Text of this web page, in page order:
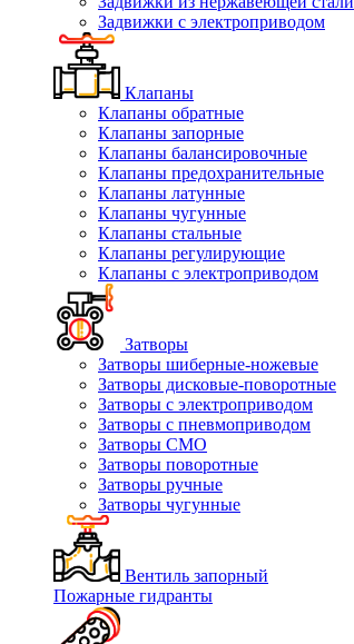
Задвижки с электроприводом
Клапаны
Клапаны обратные
Клапаны запорные
Клапаны балансировочные
Клапаны предохранительные
Клапаны латунные
Клапаны чугунные
Клапаны стальные
Клапаны регулирующие
Клапаны с электроприводом
Затворы
Затворы шиберные-ножевые
Затворы дисковые-поворотные
Затворы с электроприводом
Затворы с пневмоприводом
Затворы СМО
Затворы поворотные
Затворы ручные
Затворы чугунные
Вентиль запорный
Пожарные гидранты